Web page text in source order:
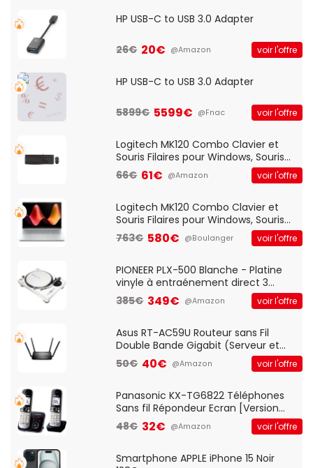
HP USB-C to USB 3.0 Adapter
26€ 20€ @Amazon voir l'offre
HP USB-C to USB 3.0 Adapter
5899€ 5599€ @Fnac voir l'offre
Logitech MK120 Combo Clavier et
Souris Filaires pour Windows, Souris
Optique Filaire, Connexion USB Plug
And Play, Confortable, Taille
QWERTY UK - Noir
66€ 61€ @Amazon voir l'offre
Logitech MK120 Combo Clavier et
Souris Filaires pour Windows, Souris
Optique Filaire, Connexion USB Plug
And Play, Confortable, Taille
QWERTY UK - Noir
763€ 580€ @Boulanger voir l'offre
PIONEER PLX-500 Blanche - Platine
vinyle à entraénement direct 3
vitesses (33-45-78 trs/min) avec
pre-ampli intégré et port USB
385€ 349€ @Amazon voir l'offre
Asus RT-AC59U Routeur sans Fil
Double Bande Gigabit (Serveur et
Client VPN, Triple Vlan, Mode Point
d'accès et Bridge, contrôle Parental,
50€ 40€ @Amazon voir l'offre
Panasonic KX-TG6822 Téléphones
Sans fil Répondeur Ecran [Version
Française]
48€ 32€ @Amazon voir l'offre
Smartphone APPLE iPhone 15 Noir